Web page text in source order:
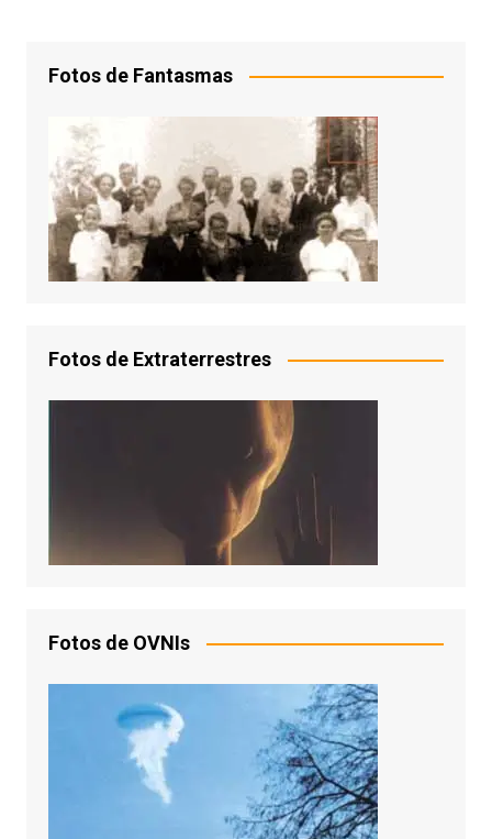
Fotos de Fantasmas
Fotos de Extraterrestres
Fotos de OVNIs